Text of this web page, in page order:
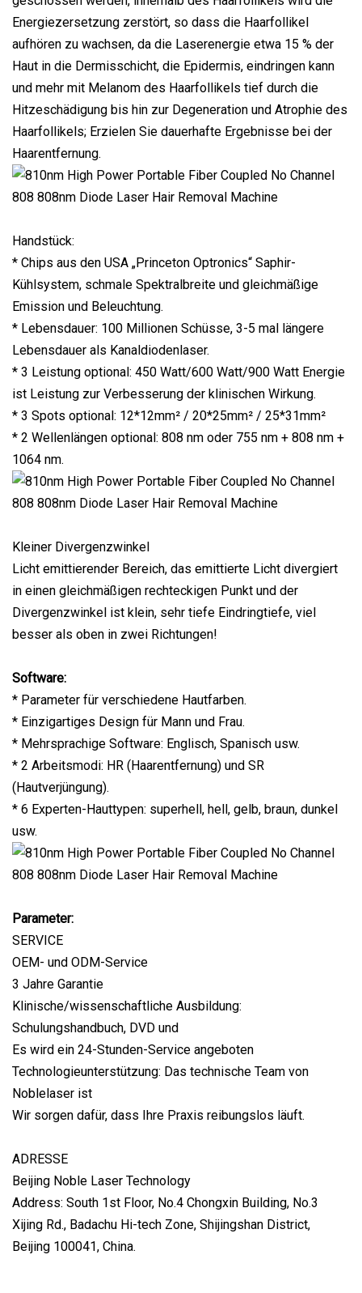
Energiezersetzung zerstört, so dass die Haarfollikel
aufhören zu wachsen, da die Laserenergie etwa 15 % der
Haut in die Dermisschicht, die Epidermis, eindringen kann
und mehr mit Melanom des Haarfollikels tief durch die
Hitzeschädigung bis hin zur Degeneration und Atrophie des
Haarfollikels; Erzielen Sie dauerhafte Ergebnisse bei der
Haarentfernung.
Handstück:
* Chips aus den USA „Princeton Optronics“ Saphir-
Kühlsystem, schmale Spektralbreite und gleichmäßige
Emission und Beleuchtung.
* Lebensdauer: 100 Millionen Schüsse, 3-5 mal längere
Lebensdauer als Kanaldiodenlaser.
* 3 Leistung optional: 450 Watt/600 Watt/900 Watt Energie
ist Leistung zur Verbesserung der klinischen Wirkung.
* 3 Spots optional: 12*12mm² / 20*25mm² / 25*31mm²
* 2 Wellenlängen optional: 808 nm oder 755 nm + 808 nm +
1064 nm.
Kleiner Divergenzwinkel
Licht emittierender Bereich, das emittierte Licht divergiert
in einen gleichmäßigen rechteckigen Punkt und der
Divergenzwinkel ist klein, sehr tiefe Eindringtiefe, viel
besser als oben in zwei Richtungen!
Software:
* Parameter für verschiedene Hautfarben.
* Einzigartiges Design für Mann und Frau.
* Mehrsprachige Software: Englisch, Spanisch usw.
* 2 Arbeitsmodi: HR (Haarentfernung) und SR
(Hautverjüngung).
* 6 Experten-Hauttypen: superhell, hell, gelb, braun, dunkel
usw.
Parameter:
SERVICE
OEM- und ODM-Service
3 Jahre Garantie
Klinische/wissenschaftliche Ausbildung:
Schulungshandbuch, DVD und
Es wird ein 24-Stunden-Service angeboten
Technologieunterstützung: Das technische Team von
Noblelaser ist
Wir sorgen dafür, dass Ihre Praxis reibungslos läuft.
ADRESSE
Beijing Noble Laser Technology
Address: South 1st Floor, No.4 Chongxin Building, No.3
Xijing Rd., Badachu Hi-tech Zone, Shijingshan District,
Beijing 100041, China.